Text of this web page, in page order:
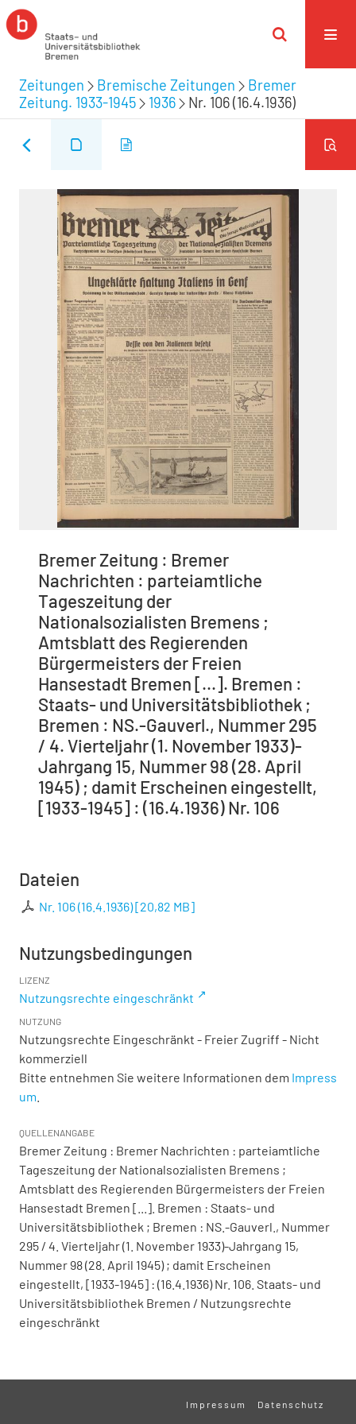
Zeitungen Bremische Zeitungen
Bremer
Zeitung. 1933-1945
1936 Nr. 106 (16.4.1936)
Bremer Zeitung : Bremer
Nachrichten : parteiamtliche
Tageszeitung der
Nationalsozialisten Bremens ;
Amtsblatt des Regierenden
Bürgermeisters der Freien
Hansestadt Bremen [...]. Bremen :
Staats- und Universitätsbibliothek ;
Bremen : NS.-Gauverl., Nummer 295
/ 4. Vierteljahr (1. November 1933)-
Jahrgang 15, Nummer 98 (28. April
1945) ; damit Erscheinen eingestellt,
[1933-1945] : (16.4.1936) Nr. 106
Dateien
Nr. 106 (16.4.1936)[20,82 MB]
Nutzungsbedingungen
LIZENZ
Nutzungsrechte eingeschränkt
NUTZUNG
Nutzungsrechte Eingeschränkt - Freier Zugriff - Nicht
kommerziell
Bitte entnehmen Sie weitere Informationen dem Impress
um
QUELLENANGABE
Bremer Zeitung : Bremer Nachrichten : parteiamtliche
Tageszeitung der Nationalsozialisten Bremens ;
Amtsblatt des Regierenden Bürgermeisters der Freien
Hansestadt Bremen [...]. Bremen : Staats- und
Universitätsbibliothek ; Bremen : NS.-Gauverl., Nummer
295 / 4. Vierteljahr (1. November 1933)-Jahrgang 15,
Nummer 98 (28. April 1945) ; damit Erscheinen
eingestellt, [1933-1945] : (16.4.1936) Nr. 106. Staats- und
Universitätsbibliothek Bremen / Nutzungsrechte
eingeschränkt
Impressum Datenschutz